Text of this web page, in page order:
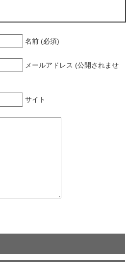
名前 (必須)
メールアドレス (公開されませ
サイト